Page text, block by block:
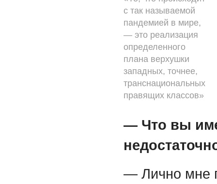
с так называемой
пандемией в мире,
— это реализация
определенного
плана верхушки
западных, точнее,
транснациональных
правящих классов»
— Что вы
— Лично мне